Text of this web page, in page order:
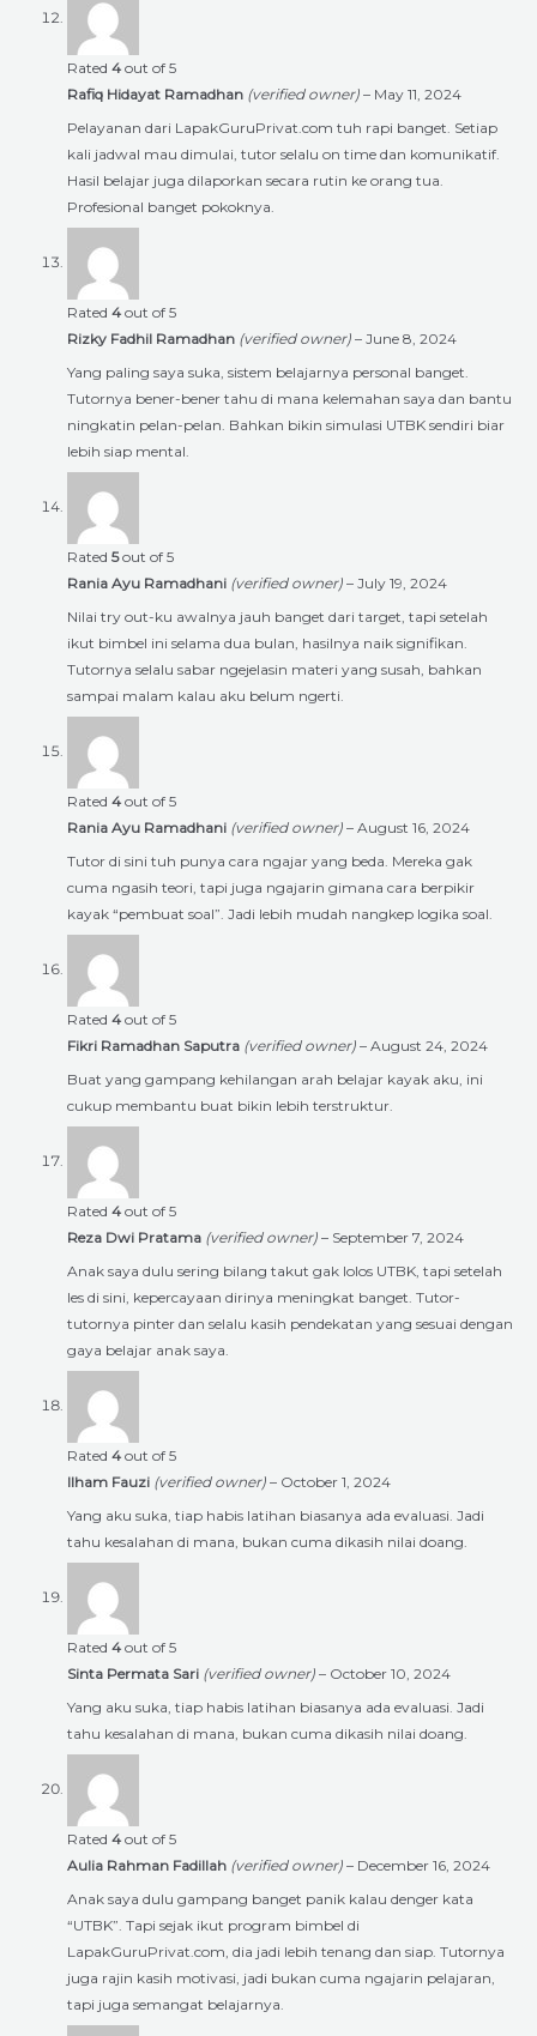
Rated 4 out of 5
Rafiq Hidayat Ramadhan (verified owner) – May 11, 2024
Pelayanan dari LapakGuruPrivat.com tuh rapi banget. Setiap
kali jadwal mau dimulai, tutor selalu on time dan komunikatif.
Hasil belajar juga dilaporkan secara rutin ke orang tua.
Profesional banget pokoknya.
Rated 4 out of 5
Rizky Fadhil Ramadhan (verified owner) – June 8, 2024
Yang paling saya suka, sistem belajarnya personal banget.
Tutornya bener-bener tahu di mana kelemahan saya dan bantu
ningkatin pelan-pelan. Bahkan bikin simulasi UTBK sendiri biar
lebih siap mental.
Rated 5out of 5
Rania Ayu Ramadhani (verified owner) – July 19, 2024
Nilai try out-ku awalnya jauh banget dari target, tapi setelah
ikut bimbel ini selama dua bulan, hasilnya naik signifikan.
Tutornya selalu sabar ngejelasin materi yang susah, bahkan
sampai malam kalau aku belum ngerti.
Rated 4 out of 5
Rania Ayu Ramadhani (verified owner) – August 16, 2024
Tutor di sini tuh punya cara ngajar yang beda. Mereka gak
cuma ngasih teori, tapi juga ngajarin gimana cara berpikir
kayak “pembuat soal”. Jadi lebih mudah nangkep logika soal.
Rated 4 out of 5
Fikri Ramadhan Saputra (verified owner) – August 24, 2024
Buat yang gampang kehilangan arah belajar kayak aku, ini
cukup membantu buat bikin lebih terstruktur.
Rated 4 out of 5
Reza Dwi Pratama (verified owner) – September 7, 2024
Anak saya dulu sering bilang takut gak lolos UTBK, tapi setelah
les di sini, kepercayaan dirinya meningkat banget. Tutor-
tutornya pinter dan selalu kasih pendekatan yang sesuai dengan
gaya belajar anak saya.
Rated 4 out of 5
Ilham Fauzi (verified owner) – October 1, 2024
Yang aku suka, tiap habis latihan biasanya ada evaluasi. Jadi
tahu kesalahan di mana, bukan cuma dikasih nilai doang.
Rated 4 out of 5
Sinta Permata Sari (verified owner) – October 10, 2024
Yang aku suka, tiap habis latihan biasanya ada evaluasi. Jadi
tahu kesalahan di mana, bukan cuma dikasih nilai doang.
Rated 4 out of 5
Aulia Rahman Fadillah (verified owner) – December 16, 2024
Anak saya dulu gampang banget panik kalau denger kata
“UTBK”. Tapi sejak ikut program bimbel di
LapakGuruPrivat.com, dia jadi lebih tenang dan siap. Tutornya
juga rajin kasih motivasi, jadi bukan cuma ngajarin pelajaran,
tapi juga semangat belajarnya.